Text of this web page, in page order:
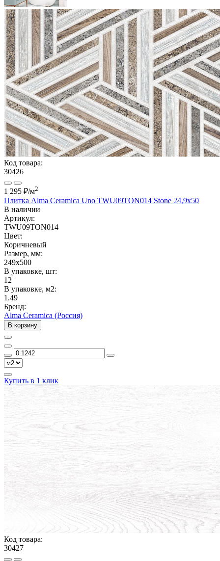
Код товара:
30426
1 295 ₽/м2
Плитка Alma Ceramica Uno TWU09TON014 Stone 24,9x50
В наличии
Артикул:
TWU09TON014
Цвет:
Коричневый
Размер, мм:
249x500
В упаковке, шт:
12
В упаковке, м2:
1.49
Бренд:
Alma Ceramica (Россия)
В корзину
Купить в 1 клик
Код товара:
30427